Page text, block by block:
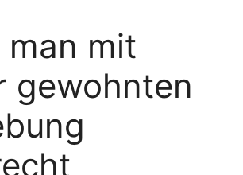
man mit
gewohnten